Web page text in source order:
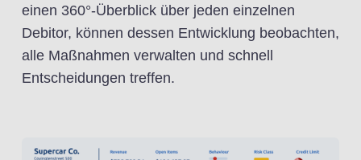
einen 360°-Überblick über jeden einzelnen
Debitor, können dessen Entwicklung beobachten,
alle Maßnahmen verwalten und schnell
Entscheidungen treffen.